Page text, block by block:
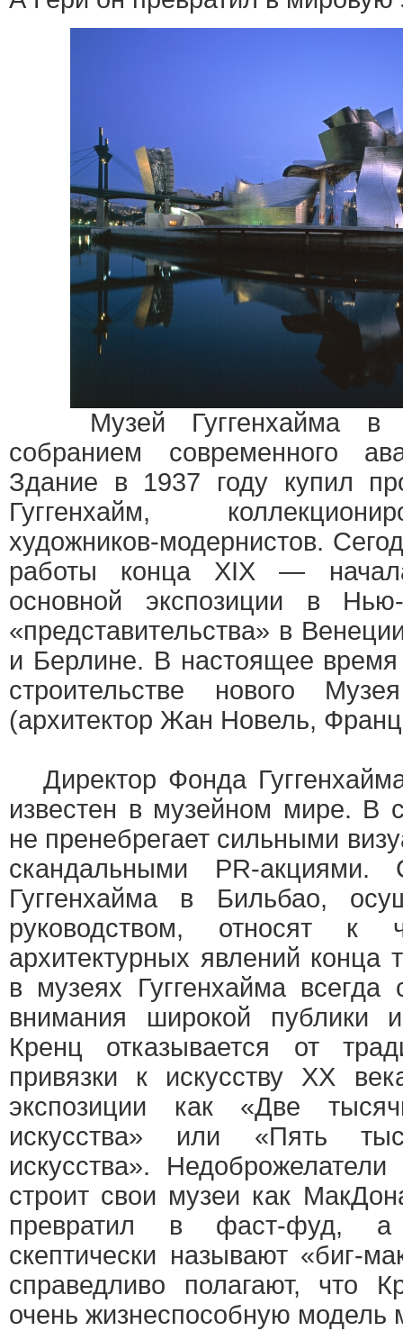
Музей Гуггенхайма в
собранием современного
Здание в 1937 году купил
Гуггенхайм,
художников-модернистов.
работы конца XIX —
основной экспозиции в
«представительства» в
и Берлине. В настоящее время
строительстве нового
(архитектор Жан Новель,
Директор Фонда
известен в музейном мире. В
не пренебрегает сильными
скандальными PR-акциями.
Гуггенхайма в Бильбао,
руководством, относят к
архитектурных явлений конца
в музеях Гуггенхайма всегда
внимания широкой публики
Кренц отказывается от
привязки к искусству XX
экспозиции как «Две
искусства» или «Пять
искусства».
строит свои музеи как
превратил в фаст-фуд, а
скептически называют «биг-
справедливо полагают, что
очень жизнеспособную модель